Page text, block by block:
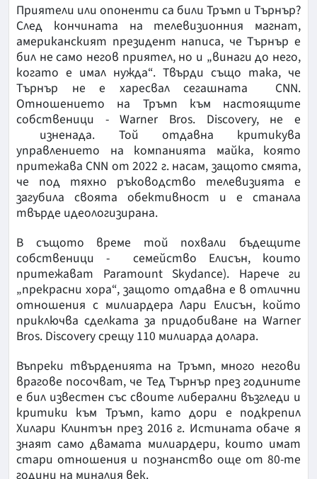
Приятели или опоненти са били Тръмп и Търнър?
След кончината на телевизионния магнат,
американският президент написа, че Търнър е
бил не само негов приятел, но и „винаги до него,
когато е имал нужда“. Твърди също така, че
Търнър не е харесвал сегашната CNN.
Отношението на Тръмп към настоящите
собственици - Warner Bros. Discovery, не е
изненада. Той отдавна критикува
управлението на компанията майка, която
притежава CNN от 2022 г. насам, защото смята,
че под тяхно ръководство телевизията е
загубила своята обективност и е станала
твърде идеологизирана.
В същото време той похвали бъдещите
собственици - семейство Елисън, които
притежават Paramount Skydance). Нарече ги
„прекрасни хора“, защото отдавна е в отлични
отношения с милиардера Лари Елисън, който
приключва сделката за придобиване на Warner
Bros. Discovery срещу 110 милиарда долара.
Въпреки твърденията на Тръмп, много негови
врагове посочват, че Тед Търнър през годините
е бил известен със своите либерални възгледи и
критики към Тръмп, като дори е подкрепил
Хилари Клинтън през 2016 г. Истината обаче я
знаят само двамата милиардери, които имат
стари отношения и познанство още от 80-те
години на миналия век.